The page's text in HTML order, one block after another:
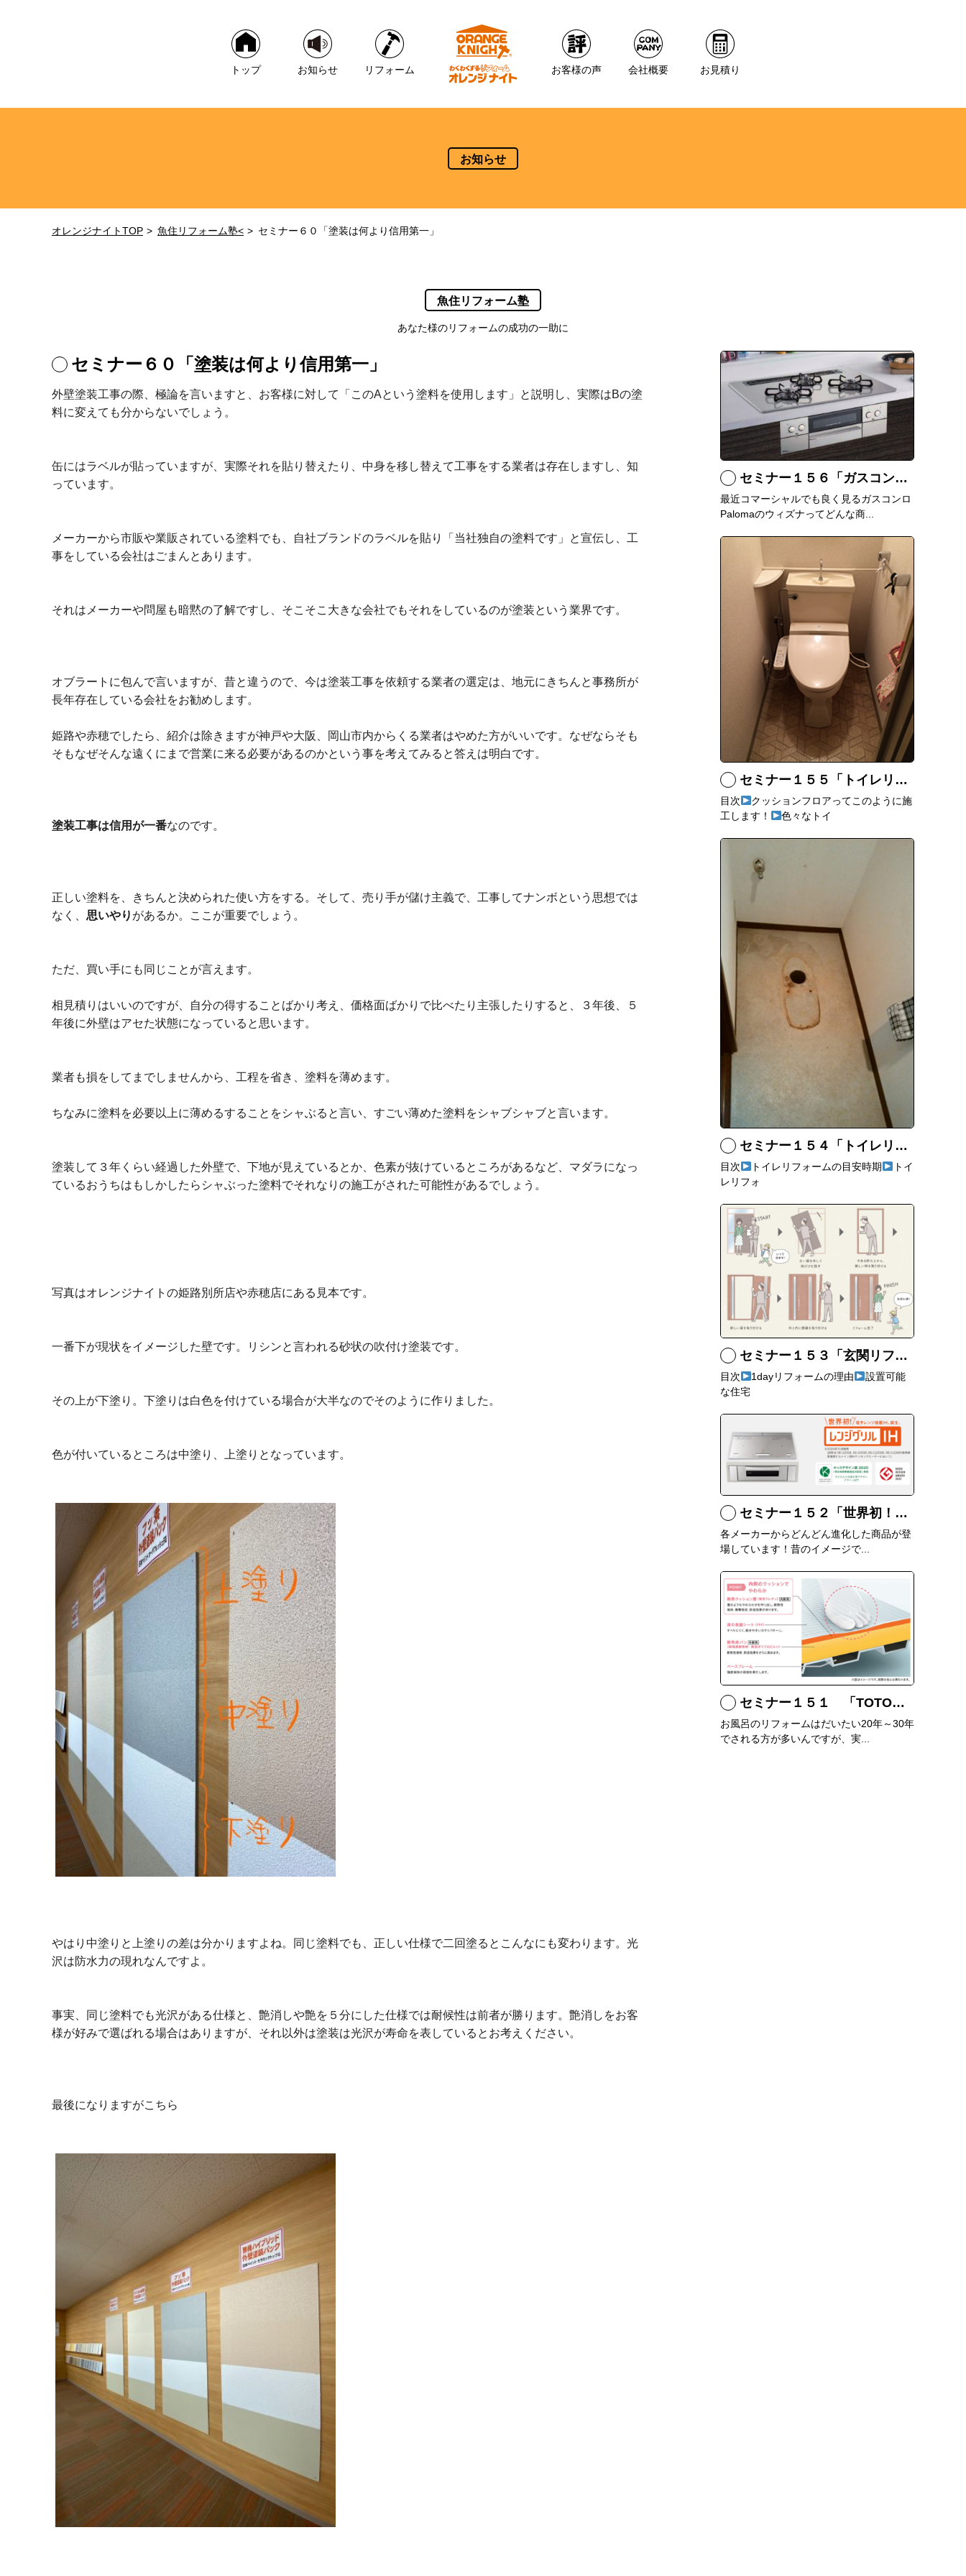
トップ お知らせ リフォーム お客様の声 会社概要 お見積り
お知らせ
オレンジナイトTOP 魚住リフォーム塾< セミナー６０「塗装は何より信用第一」
魚住リフォーム塾
あなた様のリフォームの成功の一助に
セミナー６０「塗装は何より信用第一」
外壁塗装工事の際、極論を言いますと、お客様に対して「このAという塗料を使用します」と説明し、実際はBの塗
料に変えても分からないでしょう。
缶にはラベルが貼っていますが、実際それを貼り替えたり、中身を移し替えて工事をする業者は存在しますし、知
っています。
メーカーから市販や業販されている塗料でも、自社ブランドのラベルを貼り「当社独自の塗料です」と宣伝し、工
事をしている会社はごまんとあります。
それはメーカーや問屋も暗黙の了解ですし、そこそこ大きな会社でもそれをしているのが塗装という業界です。
オブラートに包んで言いますが、昔と違うので、今は塗装工事を依頼する業者の選定は、地元にきちんと事務所が
長年存在している会社をお勧めします。
姫路や赤穂でしたら、紹介は除きますが神戸や大阪、岡山市内からくる業者はやめた方がいいです。なぜならそも
そもなぜそんな遠くにまで営業に来る必要があるのかという事を考えてみると答えは明白です。
塗装工事は信用が一番なのです。
正しい塗料を、きちんと決められた使い方をする。そして、売り手が儲け主義で、工事してナンボという思想では
なく、 思いやり があるか。ここが重要でしょう。
ただ、買い手にも同じことが言えます。
相見積りはいいのですが、自分の得することばかり考え、価格面ばかりで比べたり主張したりすると、３年後、５
年後に外壁はアセた状態になっていると思います。
業者も損をしてまでしませんから、工程を省き、塗料を薄めます。
ちなみに塗料を必要以上に薄めるすることをシャぶると言い、すごい薄めた塗料をシャブシャブと言います。
塗装して３年くらい経過した外壁で、下地が見えているとか、色素が抜けているところがあるなど、マダラになっ
ているおうちはもしかしたらシャぶった塗料でそれなりの施工がされた可能性があるでしょう。
写真はオレンジナイトの姫路別所店や赤穂店にある見本です。
一番下が現状をイメージした壁です。リシンと言われる砂状の吹付け塗装です。
その上が下塗り。下塗りは白色を付けている場合が大半なのでそのように作りました。
色が付いているところは中塗り、上塗りとなっています。
やはり中塗りと上塗りの差は分かりますよね。同じ塗料でも、正しい仕様で二回塗るとこんなにも変わります。光
沢は防水力の現れなんですよ。
事実、同じ塗料でも光沢がある仕様と、艶消しや艶を５分にした仕様では耐候性は前者が勝ります。艶消しをお客
様が好みで選ばれる場合はありますが、それ以外は塗装は光沢が寿命を表しているとお考えください。
最後になりますがこちら
セミナー１５６「ガスコンロ Palomaウィズナについて」
最近コマーシャルでも良く見るガスコンロ
Palomaのウィズナってどんな商...
セミナー１５５「トイレリフォームのあれこれ」
目次
クッションフロアってこのように施
工します！
色々なトイ
セミナー１５４「トイレリフォームは壁紙や床も一緒にリフォームするのがいい！」
目次 トイレリフォームの目安時期
トイ
レリフォ
セミナー１５３「玄関リフォームにおすすめなリシェントとは」
目次 1dayリフォームの理由
設置可能
な住宅
セミナー１５２「世界初！三菱のレンジグリルって何？」
各メーカーからどんどん進化した商品が登
場しています！昔のイメージで...
セミナー１５１ 「TOTOシステムバス サザナの特徴」
お風呂のリフォームはだいたい20年～30年
でされる方が多いんですが、実...